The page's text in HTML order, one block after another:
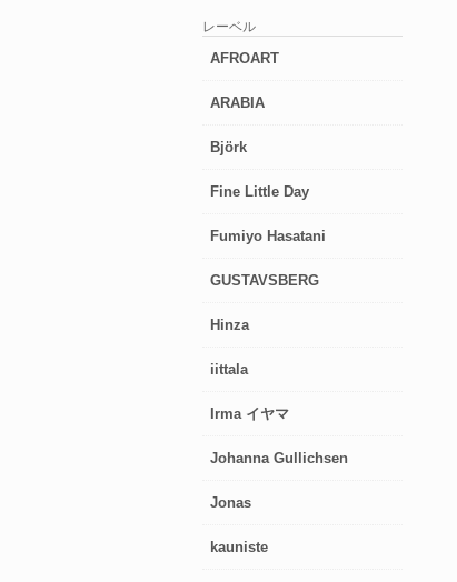
レーベル
AFROART
ARABIA
Björk
Fine Little Day
Fumiyo Hasatani
GUSTAVSBERG
Hinza
iittala
Irma イヤマ
Johanna Gullichsen
Jonas
kauniste